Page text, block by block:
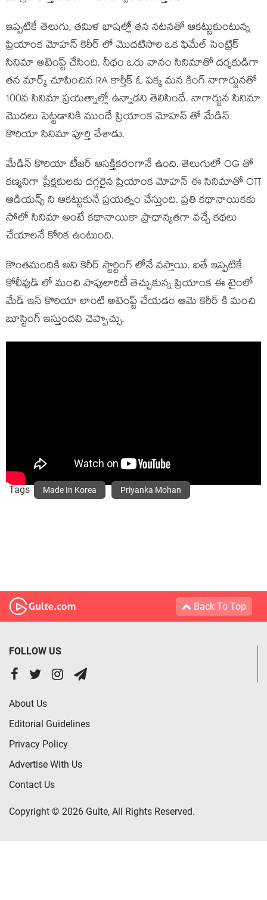
ఇప్పటికే తెలుగు, తమిళ భాషల్లో తన నటనతో ఆకట్టుకుంటున్న
ప్రియాంక మోహన్ కెరీర్ లో మొదటిసారి ఒక ఫిమేల్ సెంట్రిక్
సినిమా అటెంప్ట్ చేసింది. నీథం ఒరు వానం సినిమాతో దర్శకుడిగా
తన మార్క్ చూపించిన RA కార్తీక్ ఓ పక్క మన కింగ్ నాగార్జునతో
100వ సినిమా ప్రయత్నాల్లో ఉన్నాడని తెలిసిందే. నాగార్జున సినిమా
మొదలు పెట్టడానికి ముందే ప్రియాంక మోహన్ తో మేడిన్
కొరియా సినిమా పూర్తి చేశాడు.
మేడిన్ కొరియా టీజర్ ఆసక్తికరంగానే ఉంది. తెలుగులో OG తో
కణ్మనిగా ప్రేక్షకులకు దగ్గరైన ప్రియాంక మోహన్ ఈ సినిమాతో OTT
ఆడియన్స్ ని ఆకట్టుకునే ప్రయత్నం చేస్తుంది. ప్రతి కథానాయికకు
సోలో సినిమా అంటే కథానాయికా ప్రాధాన్యతగా వచ్చే కథలు
చేయాలనే కోరిక ఉంటుంది.
కొంతమందికి అవి కెరీర్ స్టార్టింగ్ లోనే వస్తాయి. ఐతే ఇప్పటికే
కోలీవుడ్ లో మంచి పాపులారిటీ తెచ్చుకున్న ప్రియాంక ఈ టైంలో
మేడ్ ఇన్ కొరియా లాంటి అటెంప్ట్ చేయడం ఆమె కెరీర్ కి మంచి
బూస్టింగ్ ఇస్తుందని చెప్పొచ్చు.
Tags Made In Korea Priyanka Mohan
Back To Top
FOLLOW US
About Us
Editorial Guidelines
Privacy Policy
Advertise With Us
Contact Us
Copyright © 2026 Gulte, All Rights Reserved.